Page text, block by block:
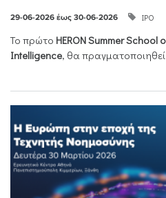
29-06-2026 έως 30-06-2026 ΙΡΟ
Το πρώτο HERONSummerSchool
Intelligence, θα